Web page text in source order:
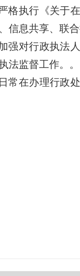
格执行《关于
信息共享、联
强对行政执法
法监督工作。。
常在办理行政
昌